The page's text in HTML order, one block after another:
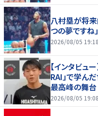
八村塁が将来
つの夢ですね」
2026/08/05 19:18
【インタビュ
RAI」で学ん
最高峰の舞台
2026/08/05 19:08